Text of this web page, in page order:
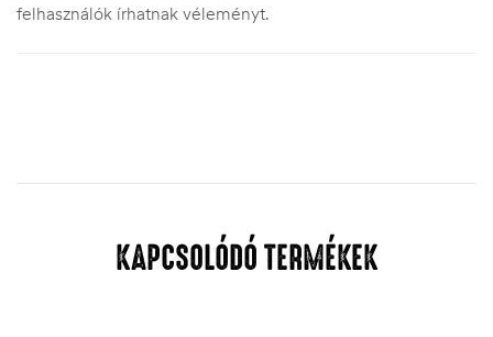
felhasználók írhatnak véleményt.
KAPCSOLÓDÓ TERMÉKEK